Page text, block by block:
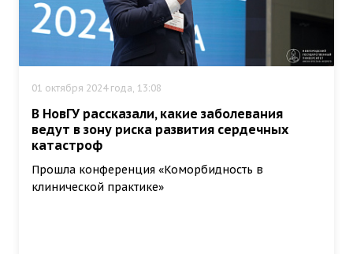
01 октября 2024 года, 13:08
В НовГУ рассказали, какие заболевания
ведут в зону риска развития сердечных
катастроф
Прошла конференция «Коморбидность в
клинической практике»